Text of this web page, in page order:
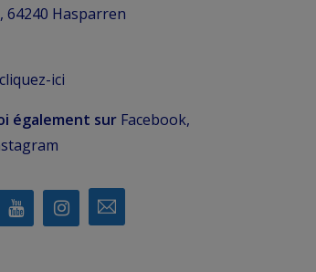
64240 Hasparren
cliquez-ici
également sur Facebook,